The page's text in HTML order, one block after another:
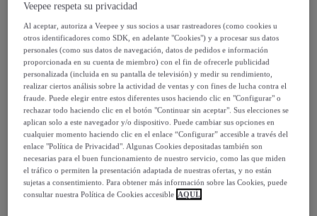
Desde
8,99 €
12,99 €
-30%
Vendido porBRASILERAS GROUP
Entrega
Veepee respeta su privacidad
Al aceptar, autoriza a Veepee y sus socios a usar rastreadores (como cookies u
otros identificadores como SDK, en adelante "Cookies") y a procesar sus datos
personales (como sus datos de navegación, datos de pedidos e información
proporcionada en su cuenta de miembro) con el fin de ofrecerle publicidad
personalizada (incluida en su pantalla de televisión) y medir su rendimiento,
realizar ciertos análisis sobre la actividad de ventas y con fines de lucha contra el
fraude. Puede elegir entre estos diferentes usos haciendo clic en "Configurar" o
rechazar todo haciendo clic en el botón "Continuar sin aceptar". Sus elecciones se
aplican solo a este navegador y/o dispositivo. Puede cambiar sus opciones en
cualquier momento haciendo clic en el enlace “Configurar” accesible a través del
enlace "Política de Privacidad". Algunas Cookies depositadas también son
necesarias para el buen funcionamiento de nuestro servicio, como las que miden
el tráfico o permiten la presentación adaptada de nuestras ofertas, y no están
sujetas a consentimiento. Para obtener más información sobre las Cookies, puede
consultar nuestra Política de Cookies accesible AQUÍ.